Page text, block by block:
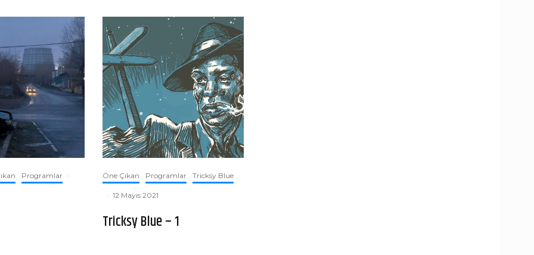
Programlar · Öne Çıkan Programlar Tricksy Blue
· 12 Mayıs 2021
Tricksy Blue – 1